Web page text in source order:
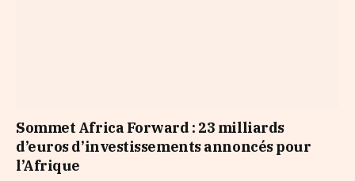
Sommet Africa Forward : 23 milliards
d’euros d’investissements annoncés pour
l’Afrique